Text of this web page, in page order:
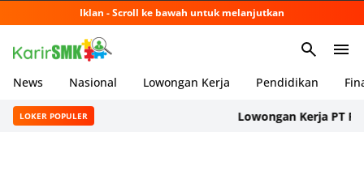
Iklan - Scroll ke bawah untuk melanjutkan
News Nasional Lowongan Kerja Pendidikan
LOKER POPULER Lowongan Kerja PT